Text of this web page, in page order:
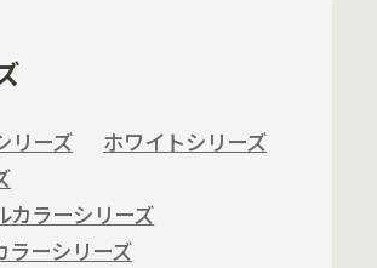
リーズ
ホワイトシリーズ
カラーシリーズ
ラーシリーズ